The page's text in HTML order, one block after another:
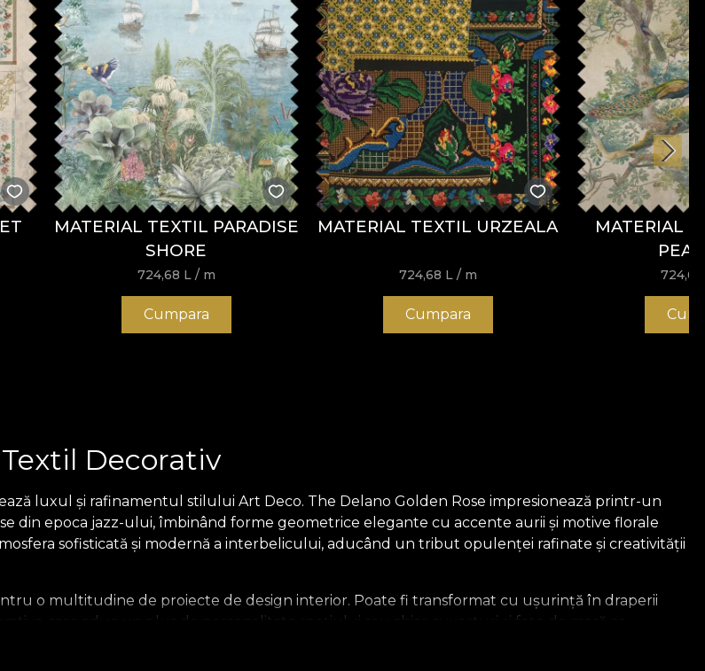
MATERIAL TEXTIL PARADISE
SHORE
724,68 L / m
Cumpara
MATERIAL TEXTIL URZEALA
724,68 L / m
Cumpara
MATERIAL
Decorativ
luxul și rafinamentul stilului Art Deco. The Delano Golden Rose impresionează printr-un
din epoca jazz-ului, îmbinând forme geometrice elegante cu accente aurii și motive florale
sofisticată și modernă a interbelicului, aducând un tribut opulenței rafinate și creativității
o multitudine de proiecte de design interior. Poate fi transformat cu ușurință în draperii
care aduc un plus de personalitate spațiului sau chiar cuverturi și fețe de masă ce
de a crea decoruri ce transmit o poveste și creează o atmosferă inconfundabilă.